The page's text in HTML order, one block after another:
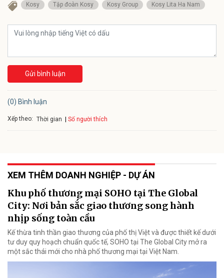
Kosy Tập đoàn Kosy Kosy Group Kosy Lita Ha Nam
Gửi bình luận
(0) Bình luận
Xếp theo: Thời gian Số người thích
XEM THÊM DOANH NGHIỆP - DỰ ÁN
Khu phố thương mại SOHO tại The Global
City: Nơi bản sắc giao thương song hành
nhịp sống toàn cầu
Kế thừa tinh thần giao thương của phố thị Việt và được thiết kế dưới
tư duy quy hoạch chuẩn quốc tế, SOHO tại The Global City mở ra
một sắc thái mới cho nhà phố thương mại tại Việt Nam.